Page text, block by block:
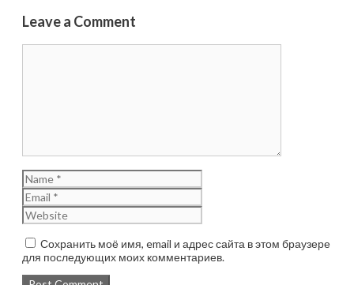
Leave a Comment
Сохранить моё имя, email и адрес сайта в этом браузере
для последующих моих комментариев.